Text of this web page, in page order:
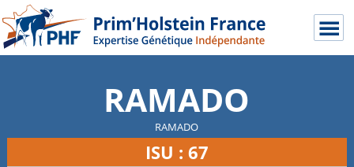
RAMADO
RAMADO
ISU : 67